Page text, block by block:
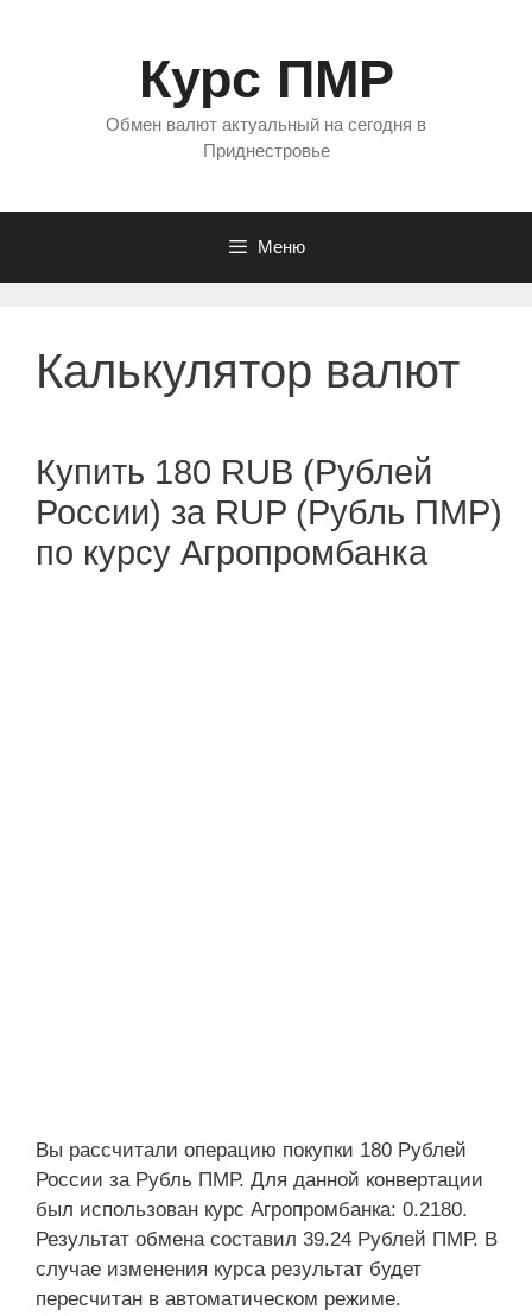
Курс ПМР
Обмен валют актуальный на сегодня в
Приднестровье
Меню
Калькулятор валют
Купить 180 RUB (Рублей
России) за RUP (Рубль ПМР)
по курсу Агропромбанка
Вы рассчитали операцию покупки 180 Рублей
России за Рубль ПМР. Для данной конвертации
был использован курс Агропромбанка: 0.2180.
Результат обмена составил 39.24 Рублей ПМР. В
случае изменения курса результат будет
пересчитан в автоматическом режиме.